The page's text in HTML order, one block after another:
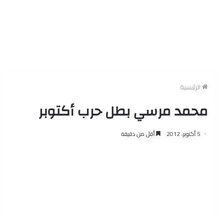
الرئيسية
محمد مرسي بطل حرب أكتوبر
5 أكتوبر، 2012 أقل من دقيقة